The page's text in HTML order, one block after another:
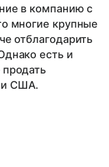
в компанию с
многие крупные
отблагодарить
есть и
США.